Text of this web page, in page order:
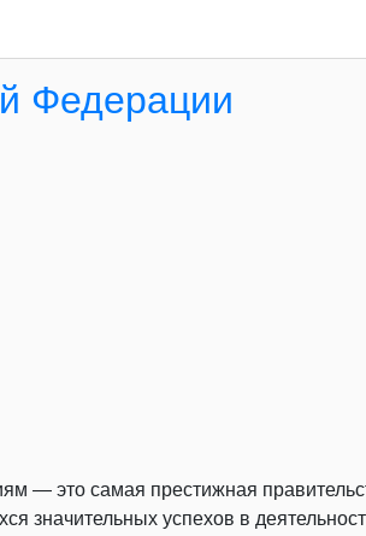
Федерации
— это самая престижная
значительных успехов в